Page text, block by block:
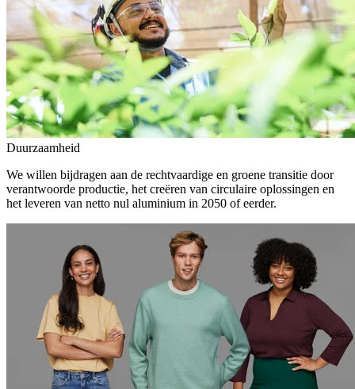
Duurzaamheid
We willen bijdragen aan de rechtvaardige en groene transitie door
verantwoorde productie, het creëren van circulaire oplossingen en
het leveren van netto nul aluminium in 2050 of eerder.